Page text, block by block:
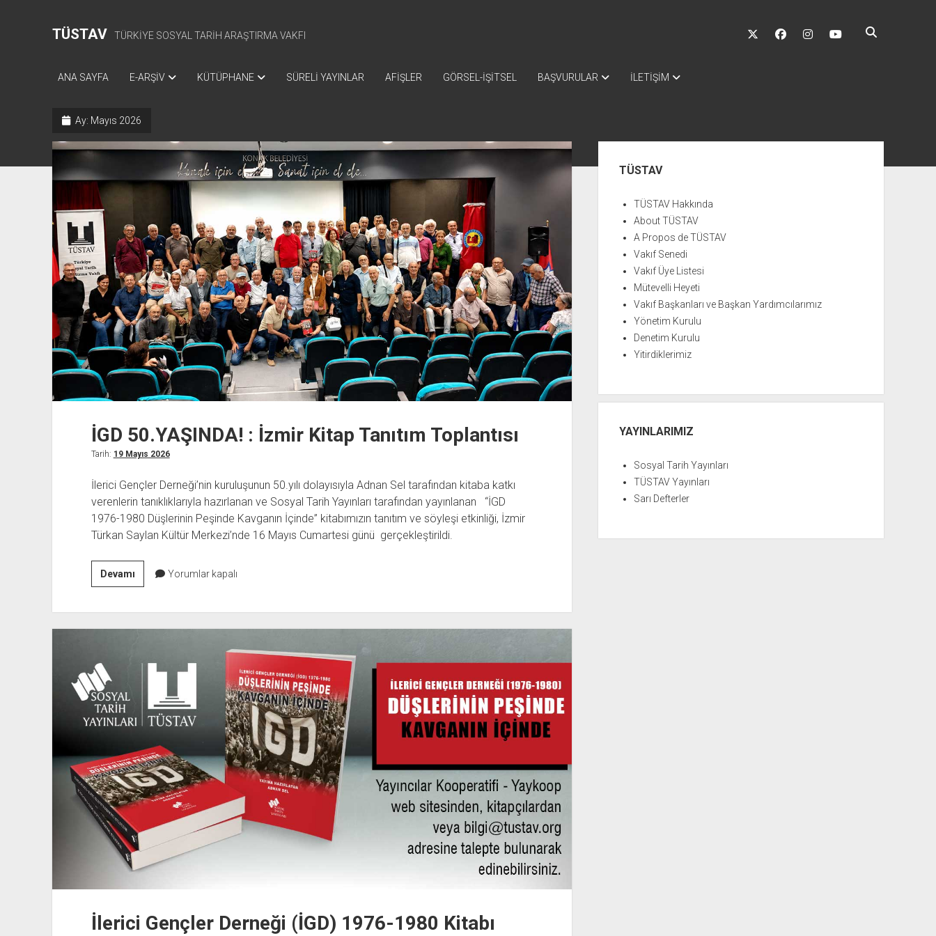
TÜSTAV TÜRKİYE SOSYAL TARİH ARAŞTIRMA VAKFI
twitter facebookinstagramyoutube
ANA SAYFA E-ARŞİV KÜTÜPHANE SÜRELİ YAYINLAR AFİŞLER GÖRSEL-İŞİTSEL BAŞVURULAR İLETİŞİM
Ay: Mayıs 2026
İGD 50.YAŞINDA! : İzmir Kitap Tanıtım Toplantısı
Tarih: 19 Mayıs 2026
İlerici Gençler Derneği’nin kuruluşunun 50.yılı dolayısıyla Adnan Sel tarafından kitaba katkı
verenlerin tanıklıklarıyla hazırlanan ve Sosyal Tarih Yayınları tarafından yayınlanan “İGD
1976-1980 Düşlerinin Peşinde Kavganın İçinde” kitabımızın tanıtım ve söyleşi etkinliği, İzmir
Türkan Saylan Kültür Merkezi’nde 16 Mayıs Cumartesi günü gerçekleştirildi.
DevamıİGD
50.YAŞINDA!
Toplantısı
Yorumlar kapalı
İlerici Gençler Derneği (İGD) 1976-1980 Kitabı
MenüTÜSTAV
TÜSTAV Hakkında
About TÜSTAV
A Propos de TÜSTAV
Vakıf Senedi
Vakıf Üye Listesi
Mütevelli Heyeti
Vakıf Başkanları ve Başkan Yardımcılarımız
Yönetim Kurulu
Denetim Kurulu
Yitirdiklerimiz
YAYINLARIMIZ
Sosyal Tarih Yayınları
TÜSTAV Yayınları
Sarı Defterler